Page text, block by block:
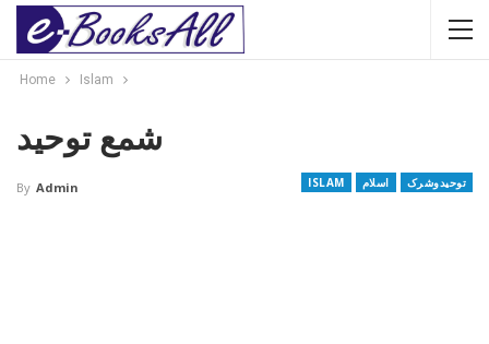
Home Islam
شمع توحید
ISLAM اسلام توحیدوشرک By Admin